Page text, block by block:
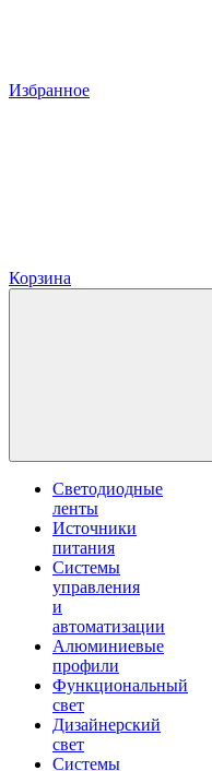
Избранное
Корзина
Светодиодные
ленты
Источники
питания
Системы
управления
и
автоматизации
Алюминиевые
профили
Функциональный
свет
Дизайнерский
свет
Системы